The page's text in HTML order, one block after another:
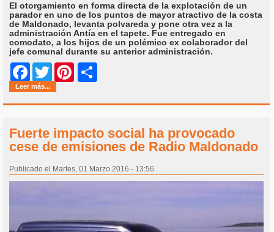
El otorgamiento en forma directa de la explotación de un
parador en uno de los puntos de mayor atractivo de la costa
de Maldonado, levanta polvareda y pone otra vez a la
administración Antía en el tapete. Fue entregado en
comodato, a los hijos de un polémico ex colaborador del
jefe comunal durante su anterior administración.
Facebook
Twitter Pinterest
Leer más...
Fuerte impacto social ha provocado
cese de emisiones de Radio Maldonado
Publicado el Martes, 01 Marzo 2016 - 13:56